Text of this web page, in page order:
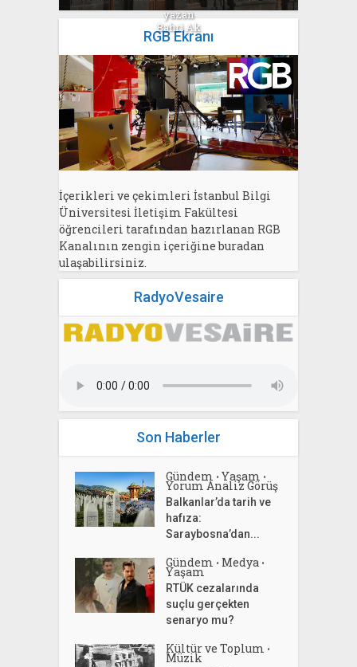
yazan
Bahri Ak
RGB Ekranı
İçerikleri ve çekimleri İstanbul Bilgi
Üniversitesi İletişim Fakültesi
öğrencileri tarafından hazırlanan RGB
Kanalının zengin içeriğine buradan
ulaşabilirsiniz.
RadyoVesaire
Son Haberler
Gündem • Yaşam •
Yorum Analiz Görüş
Balkanlar’da tarih ve
hafıza:
Saraybosna’dan...
Gündem • Medya •
Yaşam
RTÜK cezalarında
suçlu gerçekten
senaryo mu?
Kültür ve Toplum •
Müzik